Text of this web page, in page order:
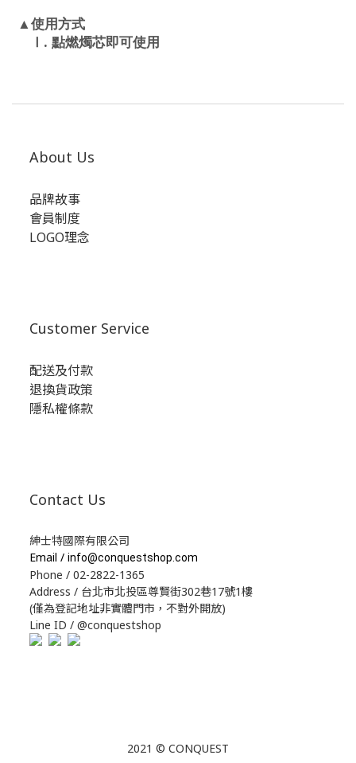
▲使用方式
. 點燃燭芯即可使用
About Us
品牌故事
會員制度
LOGO理念
Customer Service
配送及付款
退換貨政策
隱私權條款
Contact Us
紳士特國際有限公司
Email / info@conquestshop.com
Phone / 02-2822-1365
Address / 台北市北投區尊賢街302巷17號1樓
(僅為登記地址非實體門市，不對外開放)
Line ID / @conquestshop
2021 © CONQUEST